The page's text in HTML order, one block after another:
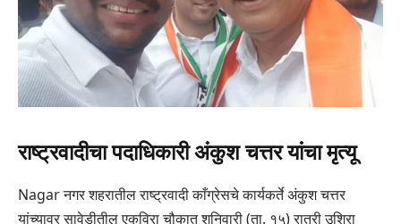
राष्ट्रवादीचा पदाधिकारी अंकुश चत्तर यांचा मृत्यू
Nagar नगर शहरातील राष्ट्रवादी काँग्रेसचे कार्यकर्ते अंकुश चत्तर
यांच्यावर सावेडीतील एकविरा चौकात शनिवारी (ता. १५) रात्री उशिरा